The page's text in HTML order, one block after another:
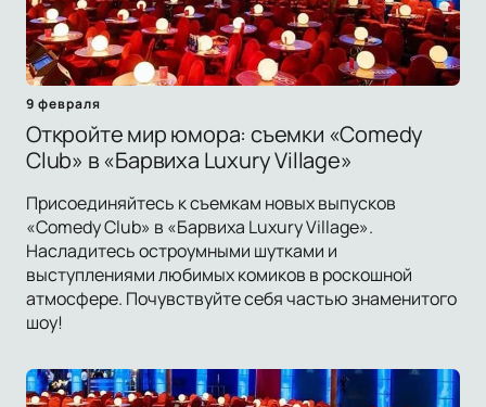
9 февраля
Откройте мир юмора: съемки «Comedy
Club» в «Барвиха Luxury Village»
Присоединяйтесь к съемкам новых выпусков
«Comedy Club» в «Барвиха Luxury Village».
Насладитесь остроумными шутками и
выступлениями любимых комиков в роскошной
атмосфере. Почувствуйте себя частью знаменитого
шоу!